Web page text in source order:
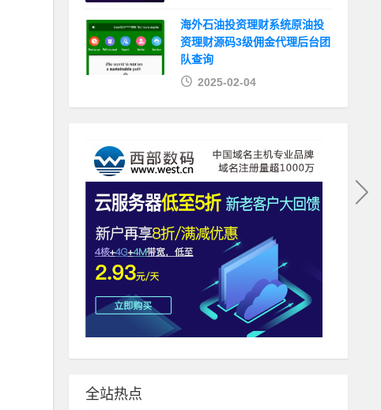
海外石油投资理财系统原油投
资理财源码3级佣金代理后台团
队查询
2025-02-04
全站热点